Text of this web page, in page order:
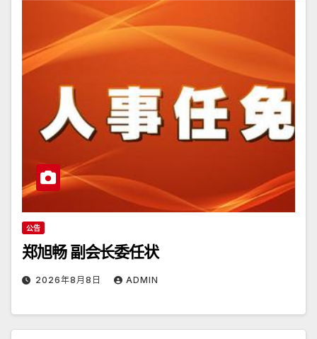
公告
郑旭畅 副会长委任状
2026年8月8日 ADMIN